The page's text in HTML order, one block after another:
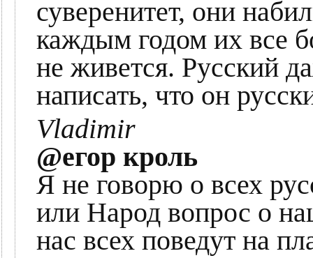
суверенитет, они
каждым годом их все
не живется. Русский
написать, что он
Vladimir
@егор кроль
Я не говорю о всех
или Народ вопрос о
нас всех поведут на